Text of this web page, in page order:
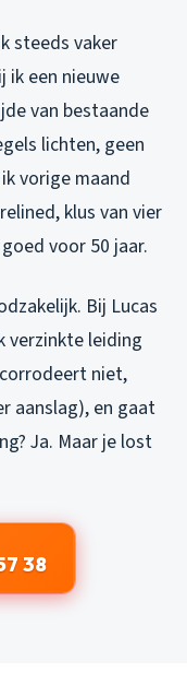
steeds vaker
ik een nieuwe
van bestaande
lichten, geen
vorige maand
klus van vier
voor 50 jaar.
Bij Lucas
verzinkte leiding
niet,
aanslag), en gaat
Ja. Maar je lost
38